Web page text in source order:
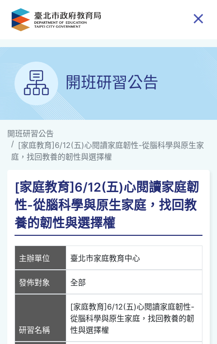
跳到主要內容
開班研習公告
開班研習公告
[家庭教育]6/12(五)心閱讀家庭韌性-從腦科學與原生家
庭，找回教養的韌性與選擇權
[家庭教育]6/12(五)心閱讀家庭韌
性-從腦科學與原生家庭，找回教
養的韌性與選擇權
主辦單位 臺北市家庭教育中心
發佈對象 全部
研習名稱
[家庭教育]6/12(五)心閱讀家庭韌性-
從腦科學與原生家庭，找回教養的韌
性與選擇權